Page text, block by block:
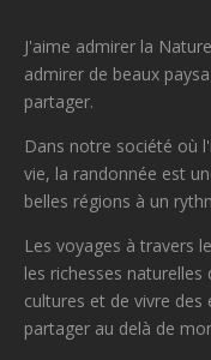
J'aime admirer la
admirer de beaux
partager.
Dans notre société où
vie, la randonnée est
belles régions à un
Les voyages à travers
les richesses
cultures et de vivre des
partager au delà de